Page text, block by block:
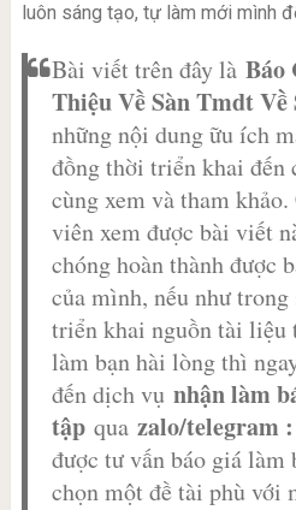
luôn sáng tạo, tự làm mới mình
Bài viết trên đây là Báo
Thiệu Về Sàn Tmdt Về
những nội dung ữu ích
đồng thời triển khai đến
cùng xem và tham
viên xem được bài viết
chóng hoàn thành được
của mình, nếu như
triển khai nguồn tài liệu
làm bạn hài lòng thì
đến dịch vụ nhận làm
tậpqua zalo/telegram :
được tư vấn báo giá
chọn một đề tài phù với